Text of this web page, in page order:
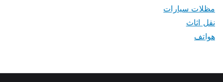
مظلات سيارات
نقل اثاث
هواتف